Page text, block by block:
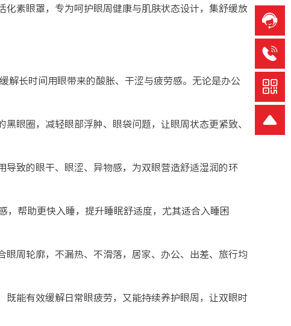
素眼罩，专为呵护眼周健康与肌肤状态设计，集舒缓放
解长时间用眼带来的酸胀、干涩与疲劳感。无论是办公
眼圈，减轻眼部浮肿、眼袋问题，让眼周状态更紧致、
致的眼干、眼涩、异物感，为双眼营造舒适湿润的环
帮助更快入睡，提升睡眠舒适度，尤其适合入睡困
周轮廓，不漏热、不滑落，居家、办公、出差、旅行均
能有效缓解日常眼疲劳，又能持续养护眼周，让双眼时